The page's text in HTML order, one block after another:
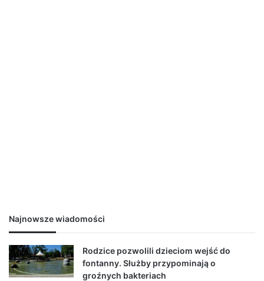
Najnowsze wiadomości
Rodzice pozwolili dzieciom wejść do
fontanny. Służby przypominają o
groźnych bakteriach